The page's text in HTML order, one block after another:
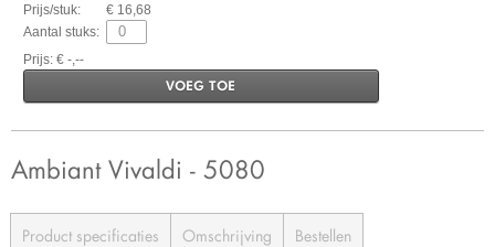
Prijs/stuk:
€ 16,68
Aantal stuks:
Prijs: € -,--
VOEG TOE
Ambiant Vivaldi - 5080
Product specificaties Omschrijving Bestellen